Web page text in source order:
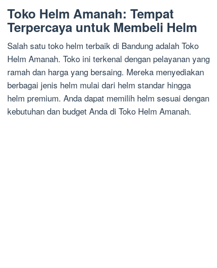
Toko Helm Amanah: Tempat
Terpercaya untuk Membeli Helm
Salah satu toko helm terbaik di Bandung adalah Toko
Helm Amanah. Toko ini terkenal dengan pelayanan yang
ramah dan harga yang bersaing. Mereka menyediakan
berbagai jenis helm mulai dari helm standar hingga
helm premium. Anda dapat memilih helm sesuai dengan
kebutuhan dan budget Anda di Toko Helm Amanah.